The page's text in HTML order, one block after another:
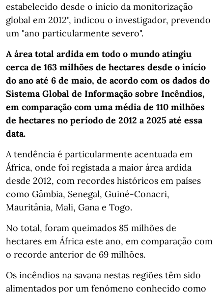
estabelecido desde o início da monitorização
global em 2012", indicou o investigador, prevendo
um "ano particularmente severo".
A área total ardida em todo o mundo atingiu
cerca de 163 milhões de hectares desde o início
do ano até 6 de maio, de acordo com os dados do
Sistema Global de Informação sobre Incêndios,
em comparação com uma média de 110 milhões
de hectares no período de 2012 a 2025 até essa
data.
A tendência é particularmente acentuada em
África, onde foi registada a maior área ardida
desde 2012, com recordes históricos em países
como Gâmbia, Senegal, Guiné-Conacri,
Mauritânia, Mali, Gana e Togo.
No total, foram queimados 85 milhões de
hectares em África este ano, em comparação com
o recorde anterior de 69 milhões.
Os incêndios na savana nestas regiões têm sido
alimentados por um fenómeno conhecido como